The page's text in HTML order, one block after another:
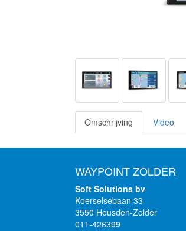
Omschrijving Video
WAYPOINT ZOLDER
Soft Solutions bv
Koerselsebaan 33
3550 Heusden-Zolder
011-426399